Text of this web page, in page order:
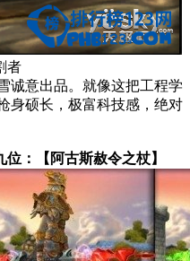
意出品。就像这把工程学
身硕长，极富科技感，绝对
【阿古斯赦令之杖】